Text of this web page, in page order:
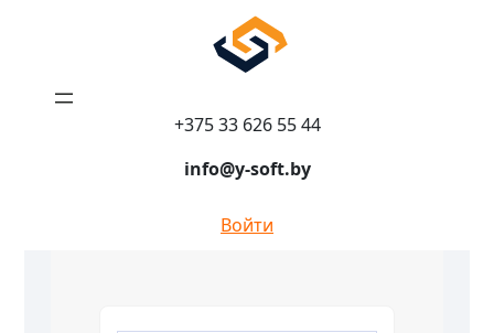
+375 33 626 55 44
info@y-soft.by
Войти